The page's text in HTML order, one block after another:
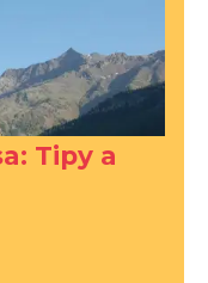
Tipy a